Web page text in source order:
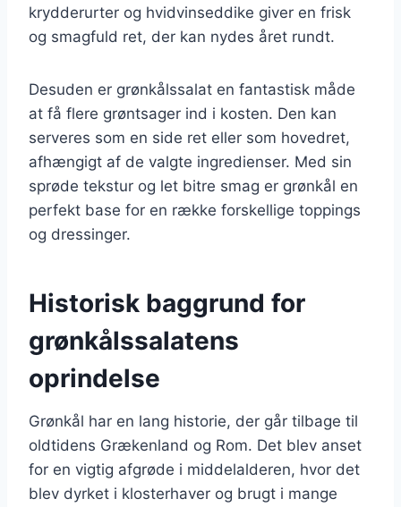
krydderurter og hvidvinseddike giver en frisk
og smagfuld ret, der kan nydes året rundt.
Desuden er grønkålssalat en fantastisk måde
at få flere grøntsager ind i kosten. Den kan
serveres som en side ret eller som hovedret,
afhængigt af de valgte ingredienser. Med sin
sprøde tekstur og let bitre smag er grønkål en
perfekt base for en række forskellige toppings
og dressinger.
Historisk baggrund for
grønkålssalatens
oprindelse
Grønkål har en lang historie, der går tilbage til
oldtidens Grækenland og Rom. Det blev anset
for en vigtig afgrøde i middelalderen, hvor det
blev dyrket i klosterhaver og brugt i mange